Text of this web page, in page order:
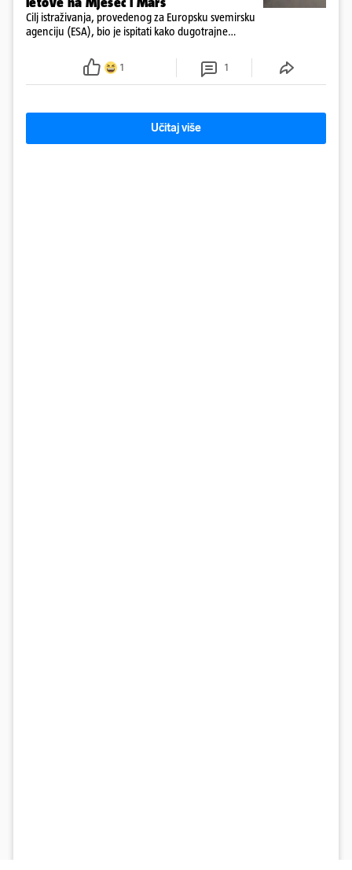
Cilj istraživanja, provedenog za Europsku svemirsku
agenciju (ESA), bio je ispitati kako dugotrajne
uvjetima utječu na zdravlje i sposobnosti ljudi.
1 1
Učitaj više